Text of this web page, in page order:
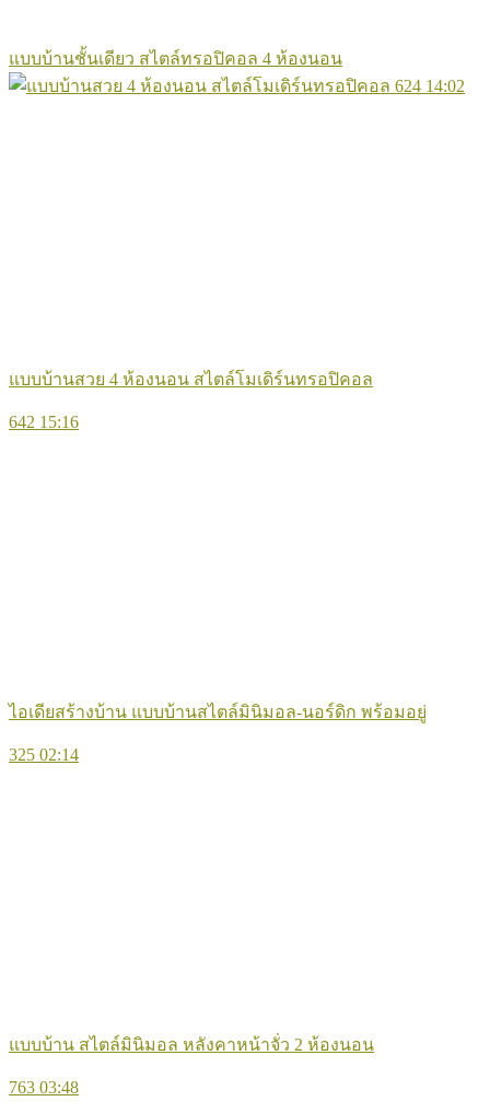
แบบบ้านชั้นเดียว สไตล์ทรอปิคอล 4 ห้องนอน
624 14:02
แบบบ้านสวย 4 ห้องนอน สไตล์โมเดิร์นทรอปิคอล
642 15:16
ไอเดียสร้างบ้าน แบบบ้านสไตล์มินิมอล-นอร์ดิก พร้อมอยู่
325 02:14
แบบบ้าน สไตล์มินิมอล หลังคาหน้าจั่ว 2 ห้องนอน
763 03:48